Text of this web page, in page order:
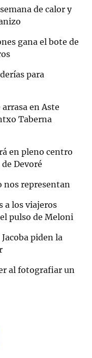
de calor y
gana el bote de
para
en Aste
Taberna
en pleno centro
Devoré
nos representan
a los viajeros
pulso de Meloni
piden la
al fotografiar un